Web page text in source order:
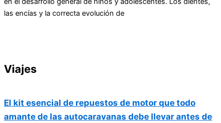
las encías y la correcta evolución de
Viajes
El kit esencial de repuestos de motor que todo
amante de las autocaravanas debe llevar antes de